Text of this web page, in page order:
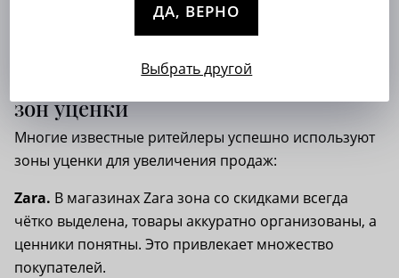
Примеры успешного оформления
зон уценки
Многие известные ритейлеры успешно используют
зоны уценки для увеличения продаж:
Zara. В магазинах Zara зона со скидками всегда
чётко выделена, товары аккуратно организованы, а
ценники понятны. Это привлекает множество
покупателей.
ДА, ВЕРНО
Выбрать другой